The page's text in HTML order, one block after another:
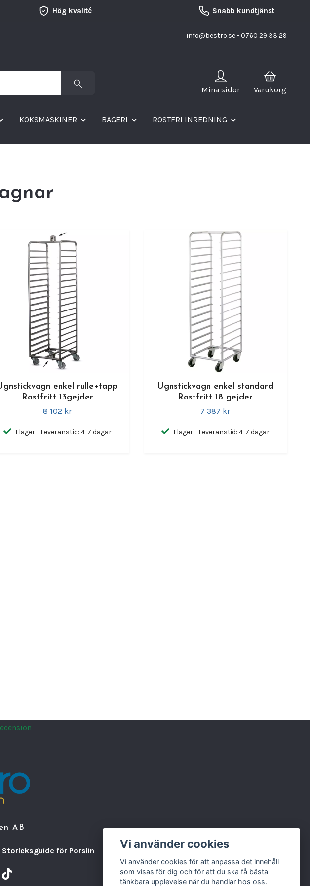
Hög kvalité Snabb kundtjänst
info@bestro.se- 0760 29 33 29
Mina sidor Varukorg
KÖKSMASKINER BAGERI
ROSTFRI INREDNING
enkel rulle+tapp
Rostfritt 13gejder
8 102 kr
I lager - Leveranstid: 4-7 dagar
Ugnstickvagn enkel standard
Rostfritt 18 gejder
7 387 kr
I lager - Leveranstid: 4-7 dagar
AB
Storleksguide för Porslin Varumärken & Partners BLOGG
Vi använder cookies
Vi använder cookies för att anpassa det innehåll
som visas för dig och för att du ska få bästa
tänkbara upplevelse när du handlar hos oss.